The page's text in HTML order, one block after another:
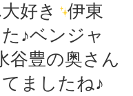
好き
伊東
♪ベンジャ
谷豊の奥さん
ましたね♪